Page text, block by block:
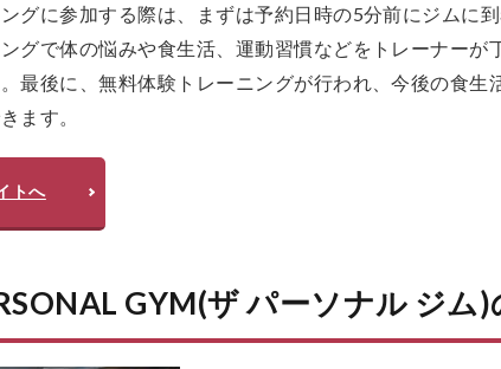
グに参加する際は、まずは予約日時の5分前にジムに
グで体の悩みや食生活、運動習慣などをトレーナー
最後に、無料体験トレーニングが行われ、今後の食
ます。
トへ
GYM(ザ パーソナル ジム